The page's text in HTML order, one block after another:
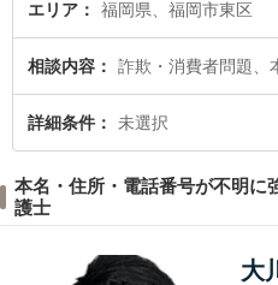
に弁護士に相談したい』『本名・住所
決の実績豊富な近くの弁護士を検索し
話番号が不明な詐欺師を法律相談でき
エリア 福岡県、福岡市東区
相談内容
詳細条件 未選択
本名・住所・電話番号が不明に
護士
大